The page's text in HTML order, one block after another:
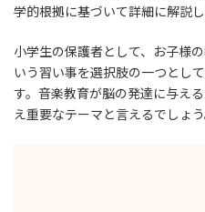
学的根拠に基づいて詳細に解説し
小学生の保護者として、お子様
いう習い事を選択肢の一つとし
す。音楽教育が脳の発達に与え
え重要なテーマと言えるでしょう